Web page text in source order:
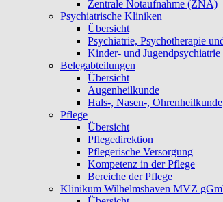
Zentrale Notaufnahme (ZNA)
Psychiatrische Kliniken
Übersicht
Psychiatrie, Psychotherapie
Kinder- und Jugendpsychiatrie
Belegabteilungen
Übersicht
Augenheilkunde
Hals-, Nasen-, Ohrenheilkunde
Pflege
Übersicht
Pflegedirektion
Pflegerische Versorgung
Kompetenz in der Pflege
Bereiche der Pflege
Klinikum Wilhelmshaven MVZ